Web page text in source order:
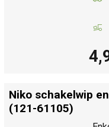
Niko schakelwip
(121-61105)